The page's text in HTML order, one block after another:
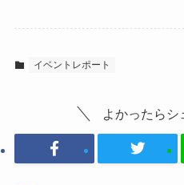
イベントレポート
よかったらシ